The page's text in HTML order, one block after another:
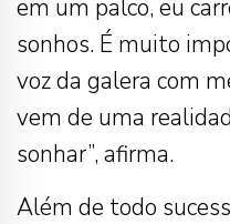
em um palco, eu
sonhos. É muito
voz da galera com
vem de uma
sonhar”, afirma.
Além de todo